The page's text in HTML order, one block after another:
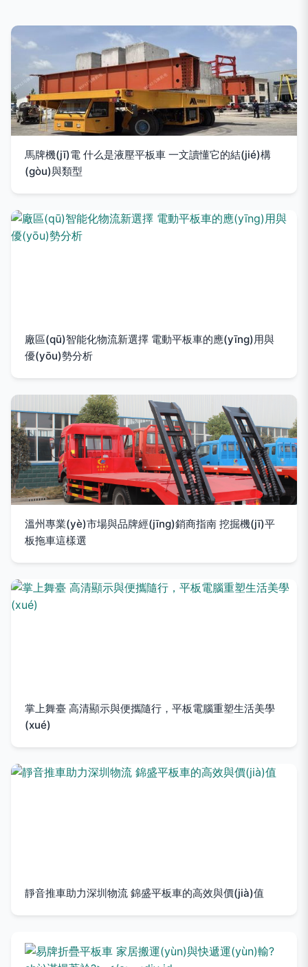
馬牌機(jī)電 什么是液壓平板車 一文讀懂它的結(jié)構
(gòu)與類型
廠區(qū)智能化物流新選擇 電動平板車的應(yīng)用與
優(yōu)勢分析
溫州專業(yè)市場與品牌經(jīng)銷商指南 挖掘機(jī)平
板拖車這樣選
掌上舞臺 高清顯示與便攜隨行，平板電腦重塑生活美學
(xué)
靜音推車助力深圳物流 錦盛平板車的高效與價(jià)值